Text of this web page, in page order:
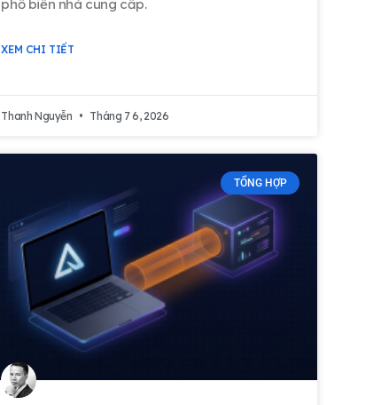
phổ biến nhà cung cấp.
XEM CHI TIẾT
Thanh Nguyễn Tháng 7 6, 2026
TỔNG HỢP